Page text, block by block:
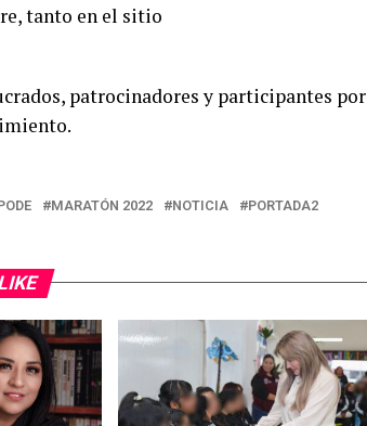
tanto en el sitio
patrocinadores y participantes por
MARATÓN 2022 NOTICIA
PORTADA2